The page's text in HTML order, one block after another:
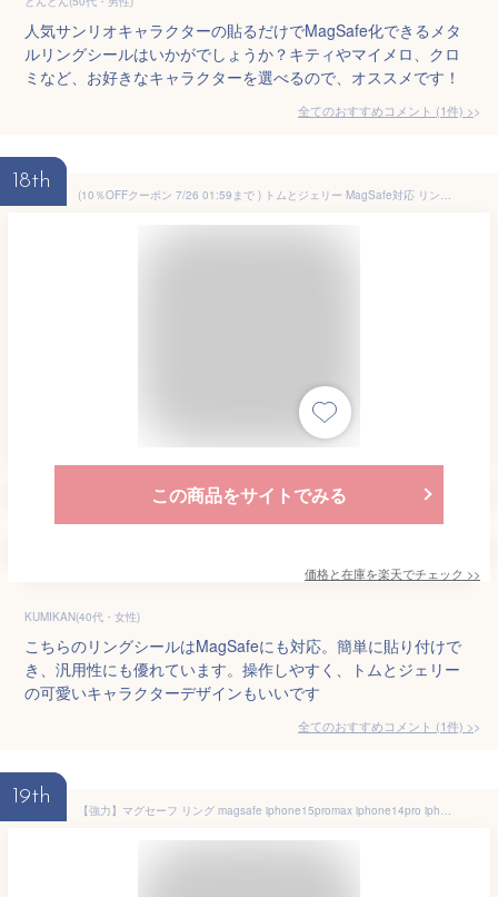
人気サンリオキャラクターの貼るだけでMagSafe化できるメタ
ルリングシールはいかがでしょうか？キティやマイメロ、クロ
ミなど、お好きなキャラクターを選べるので、オススメです！
全てのおすすめコメント (1件) >
18th
(10％OFFクーポン 7/26 01:59まで ) トムとジェリー MagSafe対応 リングシール メタルステッカー トム ジェリー かわいい MagSafe マグセーフ 拡張 iPhone15 iPhone14 iPhone13 iPhone12 メタルリング ステッカー シール キャラクター
この商品をサイトでみる
価格と在庫を楽天でチェック >>
KUMIKAN(40代・女性)
こちらのリングシールはMagSafeにも対応。簡単に貼り付けで
き、汎用性にも優れています。操作しやすく、トムとジェリー
の可愛いキャラクターデザインもいいです
全てのおすすめコメント (1件) >
19th
【強力】マグセーフ リング magsafe iphone15promax iphone14pro iphone13 iphone12 ケース リングステッカー シールリング magsafe強化リング マグネットリングプレート リングシール 車載 マグセーフ強化リング ユニバーサルリング Magsafe対応 メタルリング 金属リング